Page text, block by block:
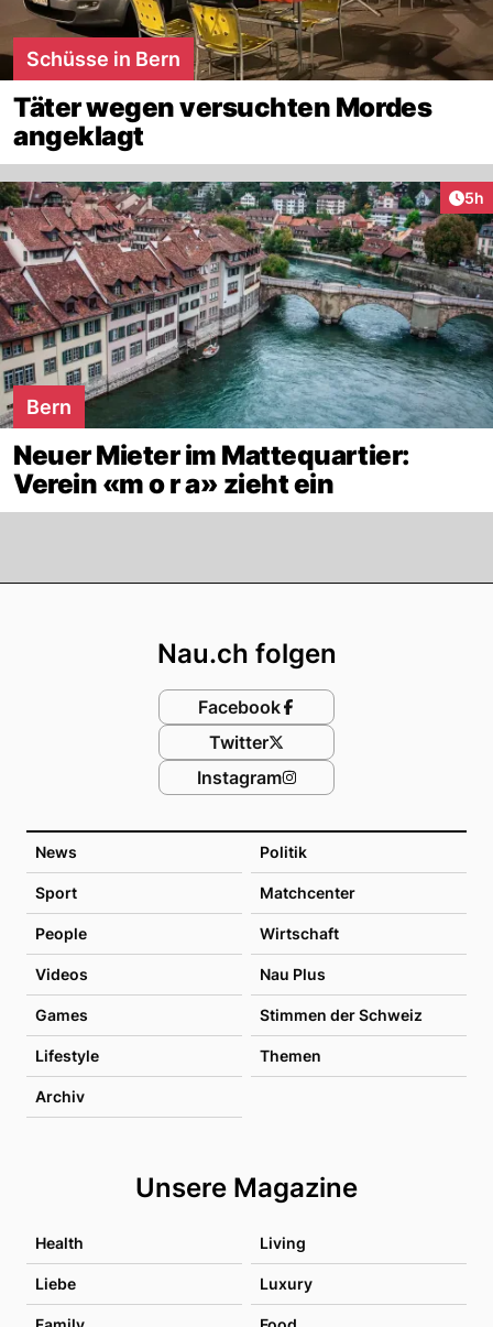
Schüsse in Bern
Täter wegen versuchten Mordes
angeklagt
5h
Bern
Neuer Mieter im Mattequartier:
Verein «m o r a» zieht ein
News Politik
Sport Matchcenter
People Wirtschaft
Videos Nau Plus
Games Stimmen der Schweiz
Lifestyle Themen
Archiv
Unsere Magazine
Health Living
Liebe Luxury
Nau.ch folgen
Facebook
Twitter
Instagram